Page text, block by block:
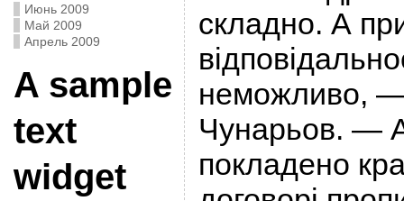
Июнь 2009
Май 2009
Апрель 2009
A sample
text
widget
складно. А
неможливо,
Чунарьов. —
покладено